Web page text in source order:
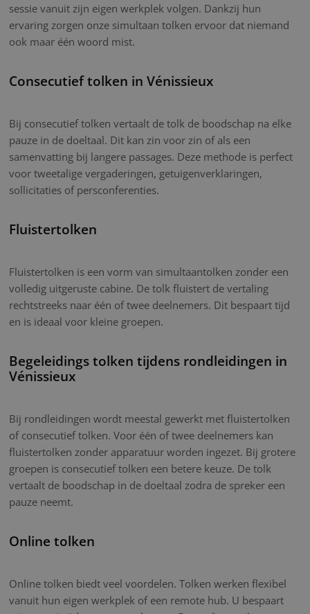
sessie vanuit zijn eigen werkplek volgen. Dankzij hun
ervaring zorgen onze simultaan tolken ervoor dat niemand
ook maar één woord mist.
Consecutief tolken in Vénissieux
Bij consecutief tolken vertaalt de tolk de boodschap na elke
pauze in de doeltaal. Dit kan zin voor zin of als een
samenvatting bij langere passages. Deze methode is perfect
voor tweetalige vergaderingen, getuigenverklaringen,
sollicitaties of persconferenties.
Fluistertolken
Fluistertolken is een vorm van simultaantolken zonder een
volledig uitgeruste cabine. De tolk fluistert de vertaling
rechtstreeks naar één of twee deelnemers. Dit bespaart tijd
en is ideaal voor kleine groepen.
Begeleidings tolken tijdens rondleidingen in
Vénissieux
Bij rondleidingen wordt meestal gewerkt met fluistertolken
of consecutief tolken. Voor één of twee deelnemers kan
fluistertolken zonder apparatuur worden ingezet. Bij grotere
groepen is consecutief tolken een betere keuze. De tolk
vertaalt de boodschap in de doeltaal zodra de spreker een
pauze neemt.
Online tolken
Online tolken biedt veel voordelen. Tolken werken flexibel
vanuit hun eigen werkplek of een remote hub. U bespaart